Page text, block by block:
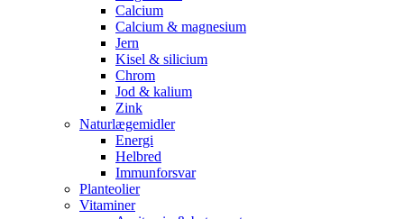
Calcium
Calcium & magnesium
Jern
Kisel & silicium
Chrom
Jod & kalium
Zink
Naturlægemidler
Energi
Helbred
Immunforsvar
Planteolier
Vitaminer